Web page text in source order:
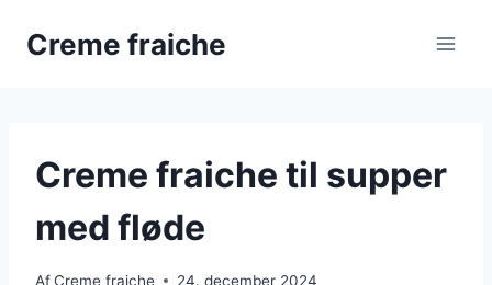
Creme fraiche
Creme fraiche til supper
med fløde
AfCreme fraiche 24. december 2024